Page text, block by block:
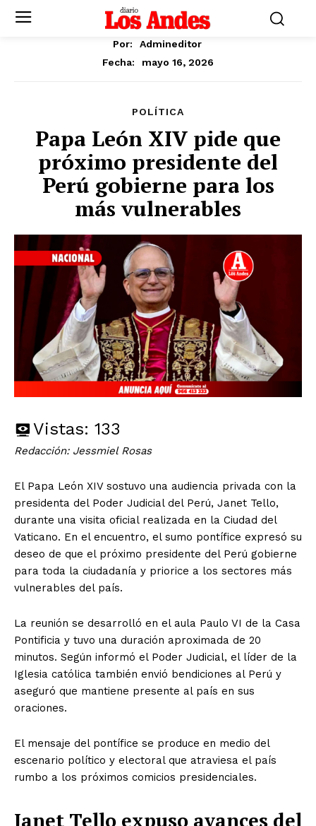
Por:
Admineditor
Fecha:
mayo 16, 2026
POLÍTICA
Papa León XIV pide que
próximo presidente del
Perú gobierne para los
más vulnerables
Vistas: 133
Redacción: Jessmiel Rosas
El Papa León XIV sostuvo una audiencia privada con la
presidenta del Poder Judicial del Perú, Janet Tello,
durante una visita oficial realizada en la Ciudad del
Vaticano. En el encuentro, el sumo pontífice expresó su
deseo de que el próximo presidente del Perú gobierne
para toda la ciudadanía y priorice a los sectores más
vulnerables del país.
La reunión se desarrolló en el aula Paulo VI de la Casa
Pontificia y tuvo una duración aproximada de 20
minutos. Según informó el Poder Judicial, el líder de la
Iglesia católica también envió bendiciones al Perú y
aseguró que mantiene presente al país en sus
oraciones.
El mensaje del pontífice se produce en medio del
escenario político y electoral que atraviesa el país
rumbo a los próximos comicios presidenciales.
Janet Tello expuso avances del